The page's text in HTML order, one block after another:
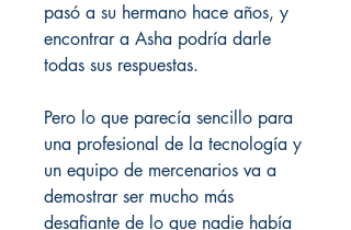
pasó a su hermano hace años, y
encontrar a Asha podría darle
todas sus respuestas.
Pero lo que parecía sencillo para
una profesional de la tecnología y
un equipo de mercenarios va a
demostrar ser mucho más
desafiante de lo que nadie había